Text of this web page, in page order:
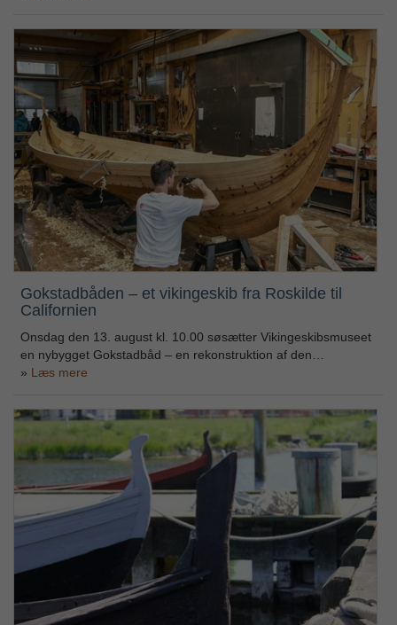
Gokstadbåden – et vikingeskib fra Roskilde til
Californien
Onsdag den 13. august kl. 10.00 søsætter Vikingeskibsmuseet
en nybygget Gokstadbåd – en rekonstruktion af den…
Læs mere